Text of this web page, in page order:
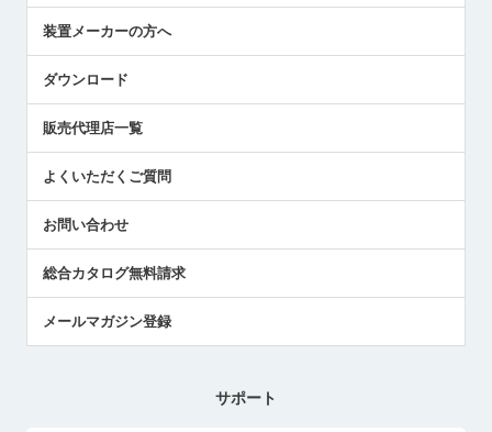
採用情報
国/地域/言語
エアマイクロセンサ製品
メトロールの技術
社員ブログ
中小企業のBCP地震対策
センサのテクニカルガイド
社長ブログ
装置メーカーの方へ
ダウンロード
販売代理店一覧
よくいただくご質問
お問い合わせ
総合カタログ無料請求
メールマガジン登録
サポート